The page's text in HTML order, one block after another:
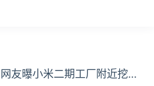
网友曝小米二期工厂附近挖出